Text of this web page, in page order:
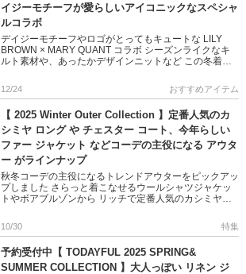
イジーモチーフが愛らしいアイコニックなスペシャ
ルコラボ
デイジーモチーフやロゴがとってもキュートな LILY
BROWN × MARY QUANT コラボ シーズンライクなキ
ルト素材や、あったかデザインニットなど この冬着た
[…]
12/24 おすすめアイテム
【 2025 Winter Outer Collection 】定番人気のカ
シミヤ ロング や チェスター コート、今年らしい
ファー ジャケット などコーデの主役になる アウタ
ー がラインナップ
秋冬コーデの主役になるトレンドアウターをピックアッ
プしました さらっと着こなせるウールシャツジャケッ
トやボアブルゾンから リッチで定番人気のカシミヤや
グで、デザイン性の高 […]
10/30 特集
予約受付中【 TODAYFUL 2025 SPRING&
SUMMER COLLECTION 】大人っぽい リネン ジ